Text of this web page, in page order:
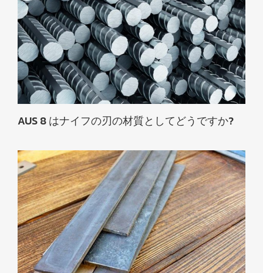
AUS 8 はナイフの刃の材質としてどうですか?